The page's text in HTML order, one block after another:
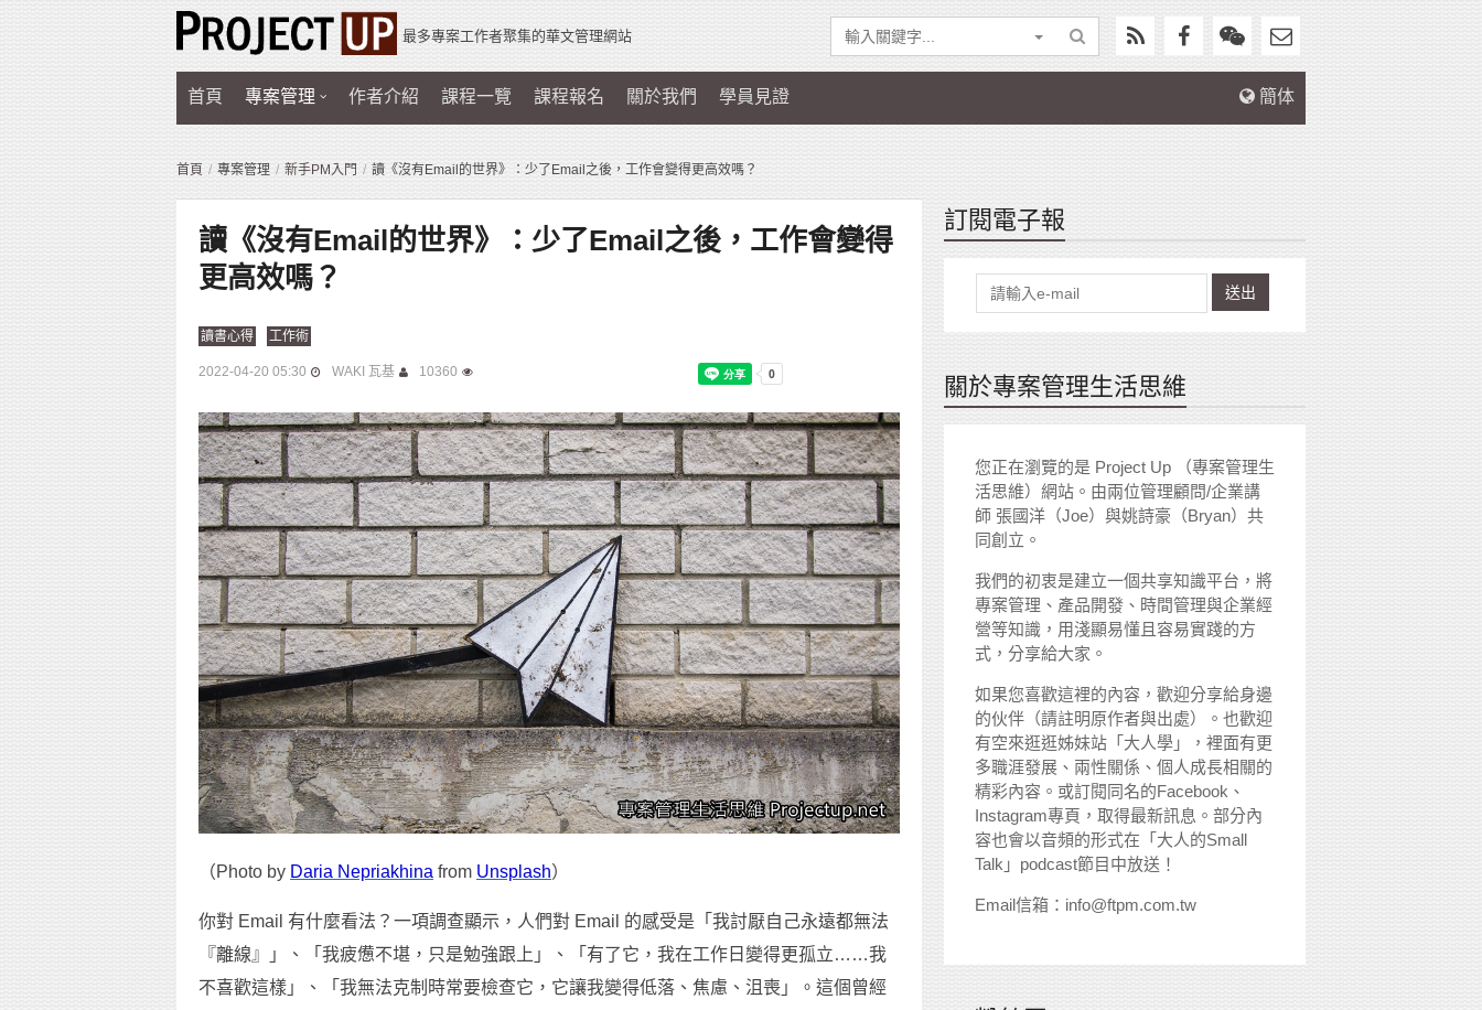
最多專案工作者聚集的華文管理網站
首頁 專案管理 作者介紹 課程一覽 課程報名 關於我們 學員見證 簡体
首頁 專案管理 新手PM入門 讀《沒有Email的世界》：少了Email之後，工作會變得更高效嗎？
讀《沒有Email的世界》：少了Email之後，工作會變得
更高效嗎？
讀書心得 工作術
2022-04-20 05:30 WAKI 瓦基 10360
（Photo by Daria Nepriakhina from Unsplash）
你對 Email 有什麼看法？一項調查顯示，人們對 Email 的感受是「我討厭自己永遠都無法
『離線』」、「我疲憊不堪，只是勉強跟上」、「有了它，我在工作日變得更孤立……我
不喜歡這樣」、「我無法克制時常要檢查它，它讓我變得低落、焦慮、沮喪」。這個曾經
訂閱電子報
送出
關於專案管理生活思維
您正在瀏覽的是 Project Up （專案管理生
活思維）網站。由兩位管理顧問/企業講
師 張國洋（Joe）與姚詩豪（Bryan）共
同創立。
我們的初衷是建立一個共享知識平台，將
專案管理、產品開發、時間管理與企業經
營等知識，用淺顯易懂且容易實踐的方
式，分享給大家。
如果您喜歡這裡的內容，歡迎分享給身邊
的伙伴（請註明原作者與出處）。也歡迎
有空來逛逛姊妹站「大人學」，裡面有更
多職涯發展、兩性關係、個人成長相關的
精彩內容。或訂閱同名的Facebook、
Instagram專頁，取得最新訊息。部分內
容也會以音頻的形式在「大人的Small
Talk」podcast節目中放送！
Email信箱：info@ftpm.com.tw